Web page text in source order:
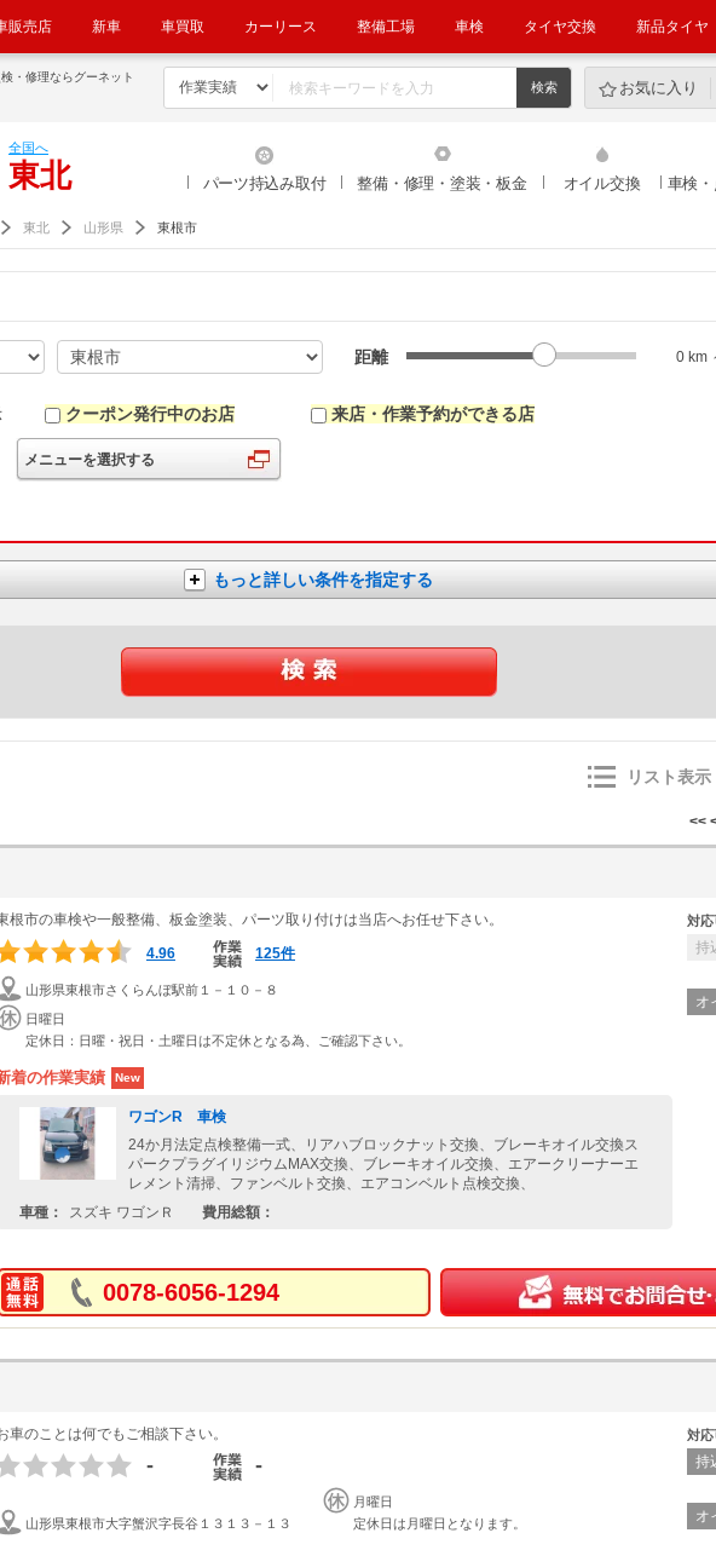
販売店 新車 車買取 カーリース 整備工場 車検 タイヤ交換 新品タイヤ
・修理ならグーネット
お気に入り
全国へ
東北 パーツ持込み取付 整備・修理・塗装・板金 オイル交換 車検
東北 山形県 東根市
距離 0 km
クーポン発行中のお店 来店・作業予約ができる店
メニューを選択する
もっと詳しい条件を指定する
リスト表示
<<
根市の車検や一般整備、板金塗装、パーツ取り付けは当店へお任せ下さい。
4.96
125件
山形県東根市さくらんぼ駅前１－１０－８
日曜日
定休日：日曜・祝日・土曜日は不定休となる為、ご確認下さい。
着の作業実績 New
ワゴンR 車検
24か月法定点検整備一式、リアハブロックナット交換、ブレーキオイル交換ス
パークプラグイリジウムMAX交換、ブレーキオイル交換、エアークリーナーエ
レメント清掃、ファンベルト交換、エアコンベルト点検交換、
車種：
スズキ ワゴンＲ 費用総額：
対応
持
オ
0078-6056-1294
車のことは何でもご相談下さい。
- -
山形県東根市大字蟹沢字長谷１３１３－１３
月曜日
定休日は月曜日となります。
対応
持
オ